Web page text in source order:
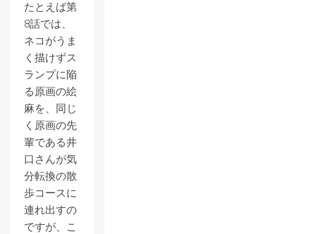
たとえば第
8話では、
ネコがうま
く描けずス
ランプに陥
る原画の絵
麻を、同じ
く原画の先
輩である井
口さんが気
分転換の散
歩コースに
連れ出すの
ですが、こ